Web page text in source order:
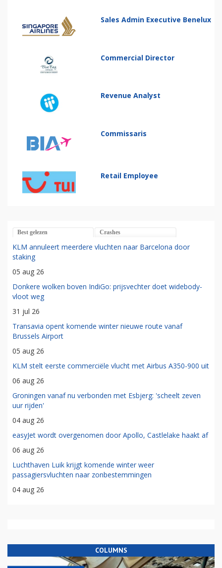
Sales Admin Executive Benelux
Commercial Director
Revenue Analyst
Commissaris
Retail Employee
Best gelezen Crashes
KLM annuleert meerdere vluchten naar Barcelona door
staking
05 aug 26
Donkere wolken boven IndiGo: prijsvechter doet widebody-
vloot weg
31 jul 26
Transavia opent komende winter nieuwe route vanaf
Brussels Airport
05 aug 26
KLM stelt eerste commerciële vlucht met Airbus A350-900 uit
06 aug 26
Groningen vanaf nu verbonden met Esbjerg: 'scheelt zeven
uur rijden'
04 aug 26
easyJet wordt overgenomen door Apollo, Castlelake haakt af
06 aug 26
Luchthaven Luik krijgt komende winter weer
passagiersvluchten naar zonbestemmingen
04 aug 26
COLUMNS